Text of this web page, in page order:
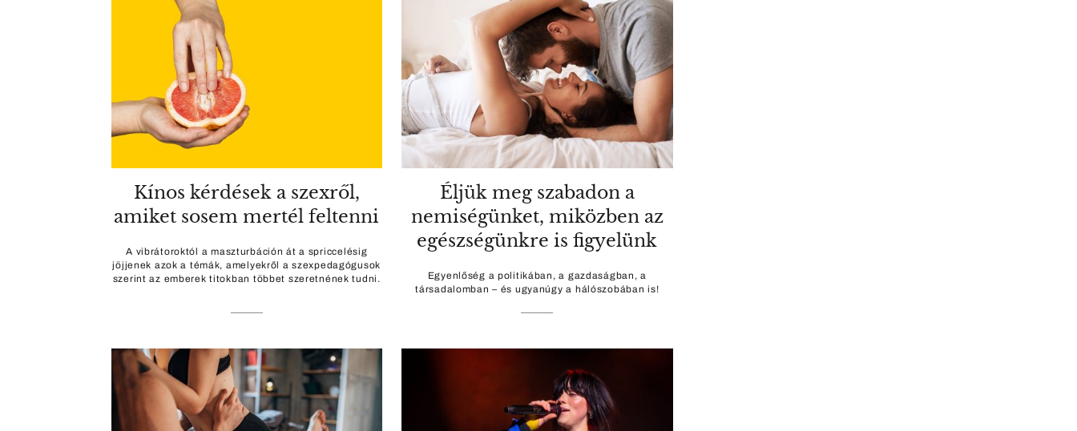
Kínos kérdések a szexről,
amiket sosem mertél feltenni
A vibrátoroktól a maszturbáción át a spriccelésig
jöjjenek azok a témák, amelyekről a szexpedagógusok
szerint az emberek titokban többet szeretnének tudni.
Éljük meg szabadon a
nemiségünket, miközben az
egészségünkre is figyelünk
Egyenlőség a politikában, a gazdaságban, a
társadalomban – és ugyanúgy a hálószobában is!